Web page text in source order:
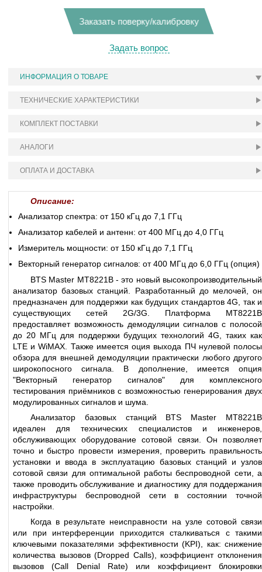
Заказать поверку/калибровку
Задать вопрос
ИНФОРМАЦИЯ О ТОВАРЕ
ТЕХНИЧЕСКИЕ ХАРАКТЕРИСТИКИ
КОМПЛЕКТ ПОСТАВКИ
АНАЛОГИ
ОПЛАТА И ДОСТАВКА
Описание:
Анализатор спектра: от 150 кГц до 7,1 ГГц
Анализатор кабелей и антенн: от 400 МГц до 4,0 ГГц
Измеритель мощности: от 150 кГц до 7,1 ГГц
Векторный генератор сигналов: от 400 МГц до 6,0 ГГц (опция)
BTS Master MT8221B - это новый высокопроизводительный
анализатор базовых станций. Разработанный до мелочей, он
предназначен для поддержки как будущих стандартов 4G, так и
существующих сетей 2G/3G. Платформа MT8221B
предоставляет возможность демодуляции сигналов с полосой
до 20 МГц для поддержки будущих технологий 4G, таких как
LTE и WiMAX. Также имеется оция выхода ПЧ нулевой полосы
обзора для внешней демодуляции практически любого другого
широкопосного сигнала. В дополнение, имеется опция
"Векторный генератор сигналов" для комплексного
тестирования приёмников с возможностью генерирования двух
модулированных сигналов и шума.
Анализатор базовых станций BTS Master MT8221B
идеален для технических специалистов и инженеров,
обслуживающих оборудование сотовой связи. Он позволяет
точно и быстро провести измерения, проверить правильность
установки и ввода в эксплуатацию базовых станций и узлов
сотовой связи для оптимальной работы беспроводной сети, а
также проводить обслуживание и диагностику для поддержания
инфраструктуры беспроводной сети в состоянии точной
настройки.
Когда в результате неисправности на узле сотовой связи
или при интерференции приходится сталкиваться с такими
ключевыми показателями эффективности (KPI), как: снижение
количества вызовов (Dropped Calls), коэффициент отклонения
вызовов (Call Denial Rate) или коэффициент блокировки